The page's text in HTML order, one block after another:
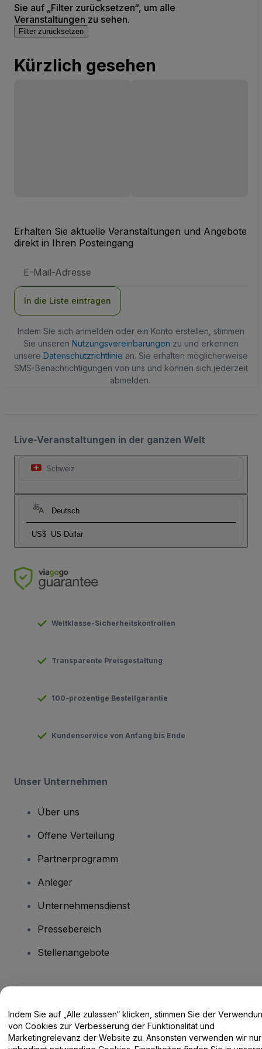
Sie auf „Filter zurücksetzen“, um alle
Veranstaltungen zu sehen.
Filter zurücksetzen
Kürzlich gesehen
Erhalten Sie aktuelle Veranstaltungen und Angebote
direkt in Ihren Posteingang
Mail-
In die Liste eintragen
Indem Sie sich anmelden oder ein Konto erstellen, stimmen
Sie unseren Nutzungsvereinbarungen zu und erkennen
unsere Datenschutzrichtlinie an. Sie erhalten möglicherweise
SMS-Benachrichtigungen von uns und können sich jederzeit
abmelden.
Live-Veranstaltungen in der ganzen Welt
Schweiz
Deutsch
US$ US Dollar
Weltklasse-Sicherheitskontrollen
Transparente Preisgestaltung
100-prozentige Bestellgarantie
Kundenservice von Anfang bis Ende
Unser Unternehmen
Über uns
Offene Verteilung
Partnerprogramm
Anleger
Unternehmensdienst
Pressebereich
Stellenangebote
Hilfe-Center / Kontakt
Indem Sie auf „Alle zulassen“ klicken, stimmen Sie der
von Cookies zur Verbesserung der Funktionalität und
Marketingrelevanz der Website zu. Ansonsten verwenden wir nur